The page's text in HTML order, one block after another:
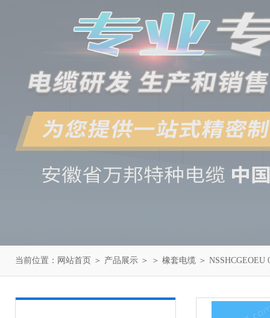
当前位置： 网站首页 ＞ 产品展示 ＞ ＞ 橡套电缆 ＞